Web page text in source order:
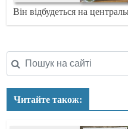
Він відбудеться на
Читайте також: